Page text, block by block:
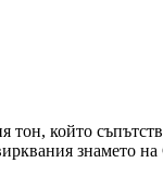
който
знамето